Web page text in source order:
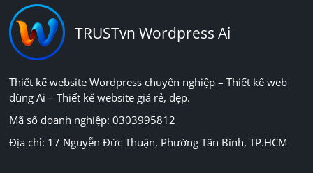
TRUSTvn Wordpress Ai
Thiết kế website Wordpress chuyên nghiệp – Thiết kế web
dùng Ai – Thiết kế website giá rẻ, đẹp.
Mã số doanh nghiệp: 0303995812
Địa chỉ: 17 Nguyễn Đức Thuận, Phường Tân Bình, TP.HCM